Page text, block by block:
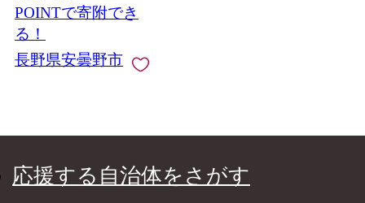
POINTで寄附でき
る！
長野県安曇野市
応援する自治体をさがす